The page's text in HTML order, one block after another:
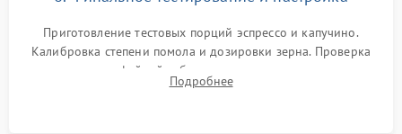
Приготовление тестовых порций эспрессо и капучино.
Калибровка степени помола и дозировки зерна. Проверка
плотности кофейной таблетки, температуры напитка и
качества молочной пены. Контроль отсутствия посторонних
Подробнее